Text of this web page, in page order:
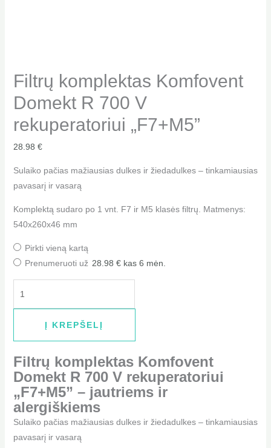
Filtrų komplektas Komfovent
Domekt R 700 V
rekuperatoriui „F7+M5”
28.98 €
Sulaiko pačias mažiausias dulkes ir žiedadulkes – tinkamiausias
pavasarį ir vasarą
Komplektą sudaro po 1 vnt. F7 ir M5 klasės filtrų. Matmenys:
540x260x46 mm
Pirkti vieną kartą
Prenumeruoti už 28.98€ kas 6 mėn.
Į KREPŠELĮ
Filtrų komplektas Komfovent
Domekt R 700 V rekuperatoriui
„F7+M5” – jautriems ir
alergiškiems
Sulaiko pačias mažiausias dulkes ir žiedadulkes – tinkamiausias
pavasarį ir vasarą